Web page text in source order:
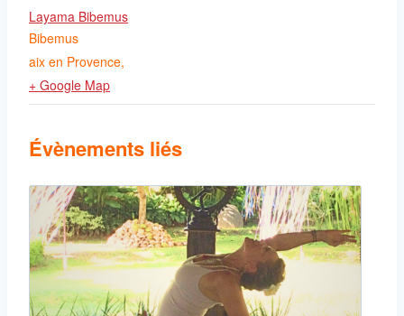
Layama Bibemus
Bibemus
aix en Provence,
+ Google Map
Évènements liés